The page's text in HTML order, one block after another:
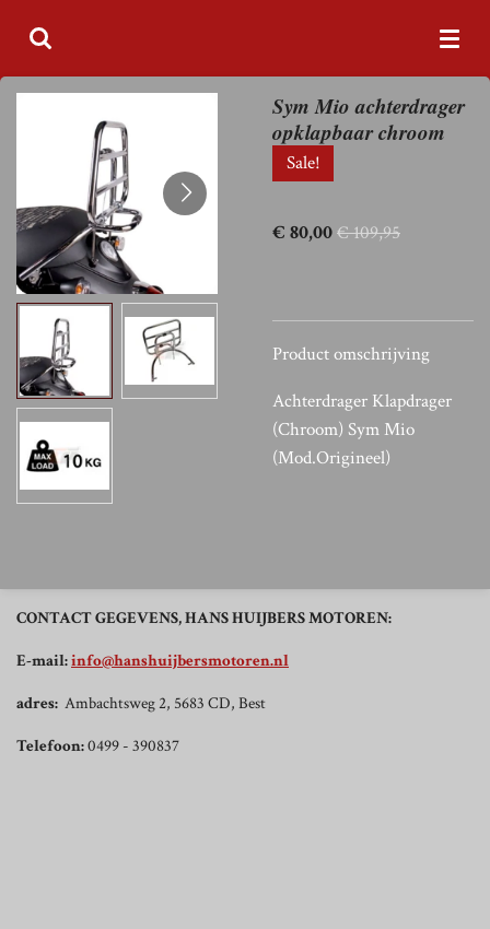
Ga
direct
naar
hoofdinhoud
Sym Mio achterdrager
opklapbaar chroom
Sale!
€ 80,00€ 109,95
Product omschrijving
Achterdrager Klapdrager
(Chroom) Sym Mio
(Mod.Origineel)
CONTACT GEGEVENS, HANS HUIJBERS MOTOREN:
E-mail:info@hanshuijbersmotoren.nl
adres: Ambachtsweg 2, 5683 CD, Best
Telefoon:0499 - 390837